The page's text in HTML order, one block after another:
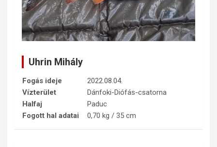
Uhrin Mihály
Fogás ideje
2022.08.04.
Vízterület
Dánfoki-Diófás-csatorna
Halfaj
Paduc
Fogott hal adatai
0,70 kg / 35 cm